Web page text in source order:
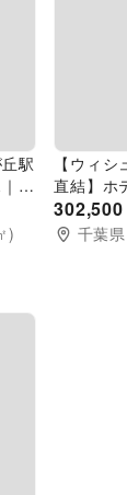
駅
研
)
【ウィ
直結】ホ
修、会議
302,500
千葉県